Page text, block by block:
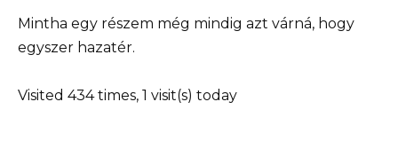
Mintha egy részem még mindig azt várná, hogy
egyszer hazatér.
Visited 434 times, 1 visit(s) today